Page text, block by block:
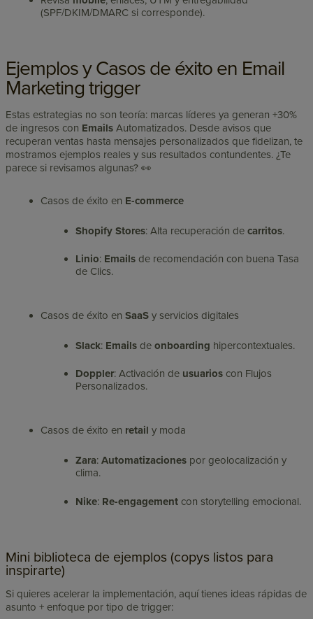
(SPF/DKIM/DMARC si corresponde).
Ejemplos y Casos de éxito en Email
Marketing trigger
Estas estrategias no son teoría: marcas líderes ya generan +30%
de ingresos con Emails Automatizados. Desde avisos que
recuperan ventas hasta mensajes personalizados que fidelizan, te
mostramos ejemplos reales y sus resultados contundentes. ¿Te
parece si revisamos algunas? 👀
Casos de éxito en E-commerce
Shopify Stores: Alta recuperación decarritos.
Linio: Emails de recomendación con buena Tasa
de Clics.
Casos de éxito enSaaS y servicios digitales
Slack: Emails deonboarding hipercontextuales.
Doppler: Activación de usuarios con Flujos
Personalizados.
Casos de éxito en retail y moda
Zara:Automatizaciones por geolocalización y
clima.
Nike: Re-engagement con storytelling emocional.
Mini biblioteca de ejemplos (copys listos para
inspirarte)
Si quieres acelerar la implementación, aquí tienes ideas rápidas de
asunto + enfoque por tipo de trigger: